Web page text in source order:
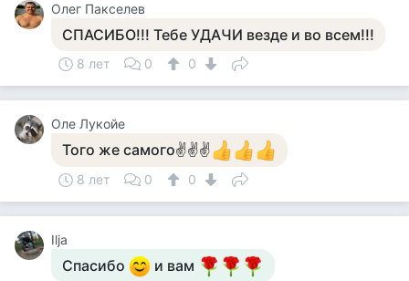
Олег Пакселев
СПАСИБО!!! Тебе УДАЧИ везде и во всем!!!
8 лет 0 0
Оле Лукойе
Того же самого✌✌✌
8 лет 0 0
Ilja
Спасибо и вам